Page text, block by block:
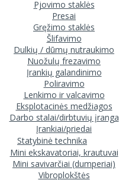
Pjovimo staklės
Presai
Gręžimo staklės
Šlifavimo
Dulkių / dūmų nutraukimo
Nuožulų frezavimo
Įrankių galandinimo
Poliravimo
Lenkimo ir valcavimo
Eksplotacinės medžiagos
Darbo stalai/dirbtuvių įranga
Įrankiai/priedai
Statybinė technika
Mini ekskavatoriai, krautuvai
Mini savivarčiai (dumperiai)
Vibroplokštės